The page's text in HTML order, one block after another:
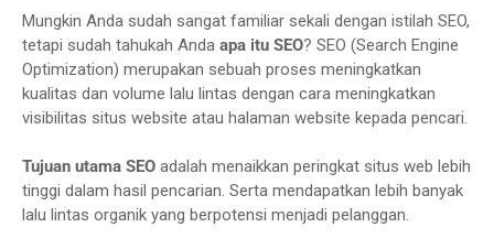
Mungkin Anda sudah sangat familiar sekali dengan istilah SEO,
tetapi sudah tahukah Anda apa itu SEO? SEO (Search Engine
Optimization) merupakan sebuah proses meningkatkan
kualitas dan volume lalu lintas dengan cara meningkatkan
visibilitas situs website atau halaman website kepada pencari.
Tujuan utama SEO adalah menaikkan peringkat situs web lebih
tinggi dalam hasil pencarian. Serta mendapatkan lebih banyak
lalu lintas organik yang berpotensi menjadi pelanggan.